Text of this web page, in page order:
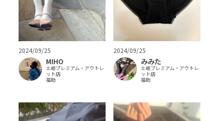
2024/09/25
MIHO
土岐プレミアム・アウトレ
ット店
福助
2024/09/25
みみた
土岐プレミアム・アウトレ
ット店
福助